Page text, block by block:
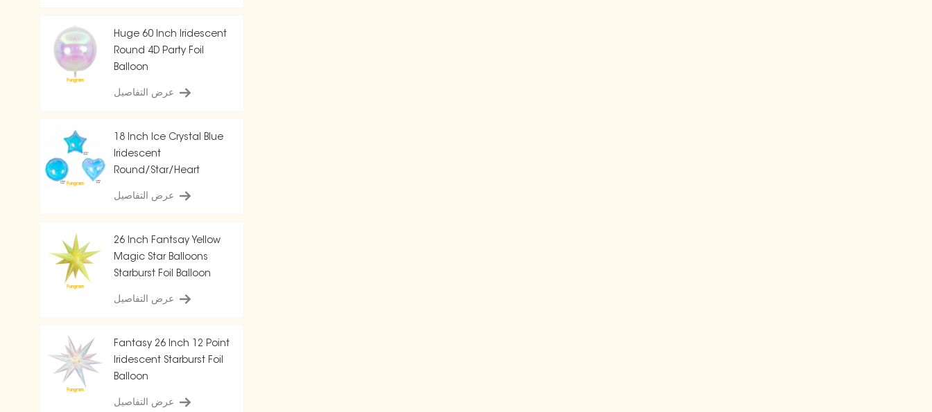
Huge 60 Inch Iridescent
Round 4D Party Foil
Balloon
عرض التفاصيل
18 Inch Ice Crystal Blue
Iridescent
Round/Star/Heart
عرض التفاصيل
26 Inch Fantsay Yellow
Magic Star Balloons
Starburst Foil Balloon
عرض التفاصيل
Fantasy 26 Inch 12 Point
Iridescent Starburst Foil
Balloon
عرض التفاصيل